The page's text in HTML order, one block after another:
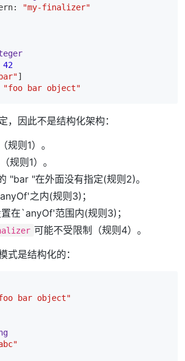
"my-finalizer"
42
]
"foo bar object"
，因此不是结构化架构：
则1）。
规则1）。
"bar "在外面没有指定(规则2)。
anyOf'之内(规则3)；
在`anyOf'范围内(规则3)；
可能不受限制（规则4）。
式是结构化的：
bar object"